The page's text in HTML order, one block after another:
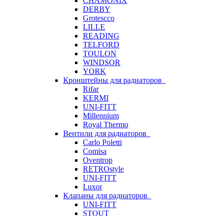
DERBY
Grotescco
LILLE
READING
TELFORD
TOULON
WINDSOR
YORK
Кронштейны для радиаторов
Rifar
KERMI
UNI-FITT
Millennium
Royal Thermo
Вентили для радиаторов
Carlo Poletti
Comisa
Oventrop
RETROstyle
UNI-FITT
Luxor
Клапаны для радиаторов
UNI-FITT
STOUT